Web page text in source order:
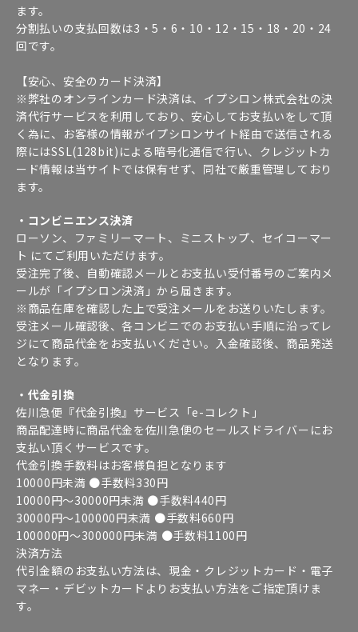
ます。
分割払いの支払回数は3・5・6・10・12・15・18・20・24
回です。
【安心、安全のカード決済】
※弊社のオンラインカード決済は、イプシロン株式会社の決
済代行サービスを利用しており、安心してお支払いをして頂
く為に、お客様の情報がイプシロンサイト経由で送信される
際にはSSL(128bit)による暗号化通信で行い、クレジットカ
ード情報は当サイトでは保有せず、同社で厳重管理しており
ます。
・コンビニエンス決済
ローソン、ファミリーマート、ミニストップ、セイコーマー
ト にてご利用いただけます。
受注完了後、自動確認メールとお支払い受付番号のご案内メ
ールが「イプシロン決済」から届きます。
※商品在庫を確認した上で受注メールをお送りいたします。
受注メール確認後、各コンビニでのお支払い手順に沿ってレ
ジにて商品代金をお支払いください。入金確認後、商品発送
となります。
・代金引換
佐川急便『代金引換』サービス「e-コレクト」
商品配達時に商品代金を佐川急便のセールスドライバーにお
支払い頂くサービスです。
代金引換手数料はお客様負担となります
10000円未満 ●手数料330円
10000円～30000円未満 ●手数料440円
30000円～100000円未満 ●手数料660円
100000円～300000円未満 ●手数料1100円
決済方法
代引金額のお支払い方法は、現金・クレジットカード・電子
マネー・デビットカードよりお支払い方法をご指定頂けま
す。